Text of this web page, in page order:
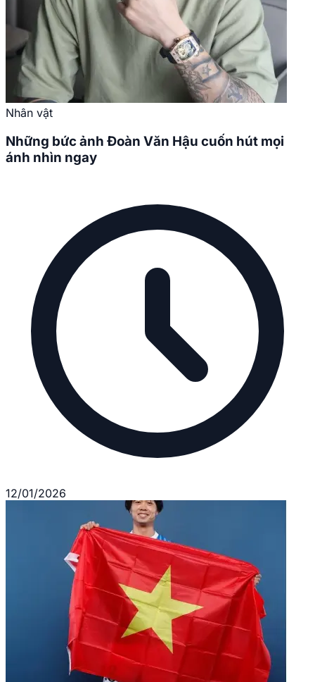
Nhân vật
Những bức ảnh Đoàn Văn Hậu cuốn hút mọi
ánh nhìn ngay
12/01/2026